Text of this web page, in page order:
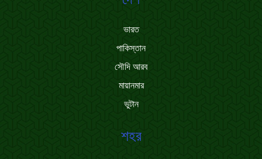
ভারত
পাকিস্তান
সৌদি আরব
মায়ানমার
ভুটান
শহর